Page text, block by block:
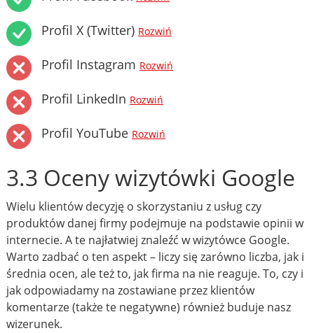
Profil X (Twitter) Rozwiń
Profil Instagram Rozwiń
Profil LinkedIn Rozwiń
Profil YouTube Rozwiń
3.3 Oceny wizytówki Google
Wielu klientów decyzję o skorzystaniu z usług czy
produktów danej firmy podejmuje na podstawie opinii w
internecie. A te najłatwiej znaleźć w wizytówce Google.
Warto zadbać o ten aspekt – liczy się zarówno liczba, jak i
średnia ocen, ale też to, jak firma na nie reaguje. To, czy i
jak odpowiadamy na zostawiane przez klientów
komentarze (także te negatywne) również buduje nasz
wizerunek.